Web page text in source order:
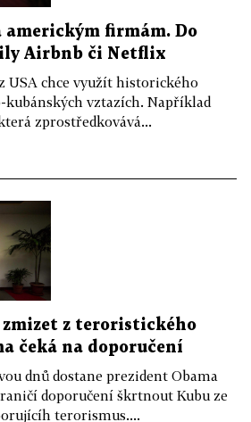
americkým firmám. Do
Airbnb či Netflix
USA chce využít historického
vztazích. Například
zprostředkovává...
zmizet z teroristického
čeká na doporučení
dnů dostane prezident Obama
doporučení škrtnout Kubu ze
terorismus....